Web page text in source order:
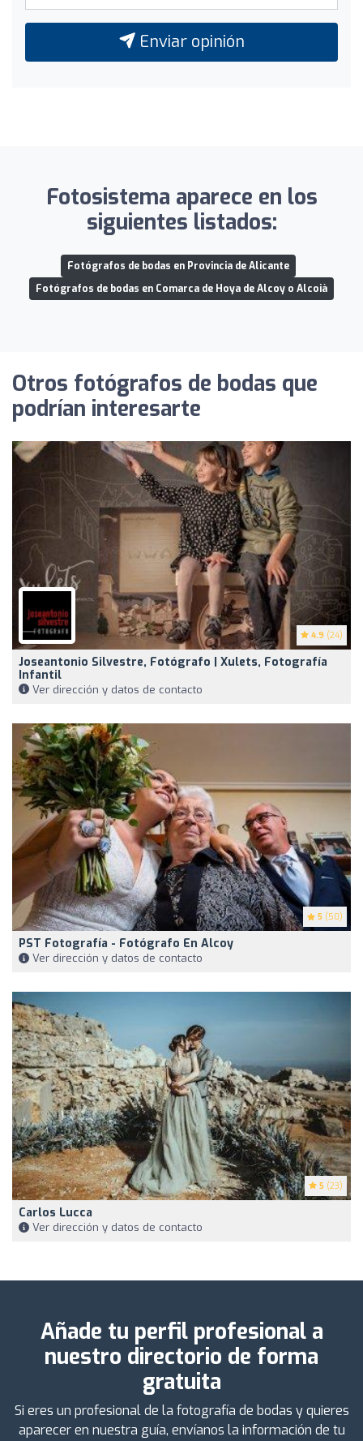
Enviar opinión
Fotosistema aparece en los
siguientes listados:
Fotógrafos de bodas en Provincia de Alicante
Fotógrafos de bodas en Comarca de Hoya de Alcoy o Alcoià
Otros fotógrafos de bodas que
podrían interesarte
4.9 (24)
Joseantonio Silvestre, Fotógrafo | Xulets, Fotografía
Infantil
Ver dirección y datos de contacto
5 (50)
PST Fotografía - Fotógrafo En Alcoy
Ver dirección y datos de contacto
5 (23)
Carlos Lucca
Ver dirección y datos de contacto
Añade tu perfil profesional a
nuestro directorio de forma
gratuita
Si eres un profesional de la fotografía de bodas y quieres
aparecer en nuestra guía, envíanos la información de tu